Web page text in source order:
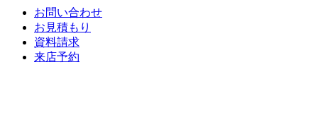
お問い合わせ
お見積もり
資料請求
来店予約